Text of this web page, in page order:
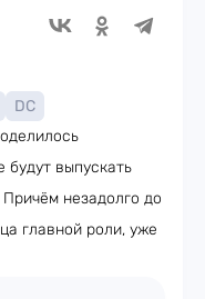
DC
будут выпускать
Причём незадолго до
главной роли, уже